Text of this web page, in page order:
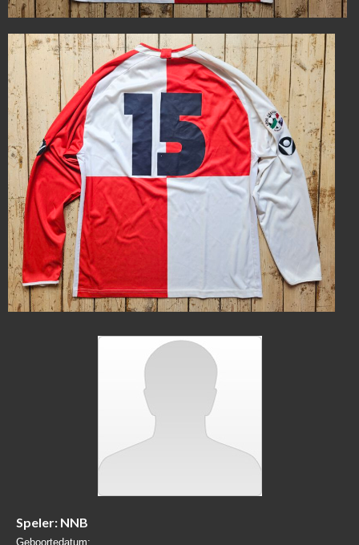
Speler: NNB
Geboortedatum: